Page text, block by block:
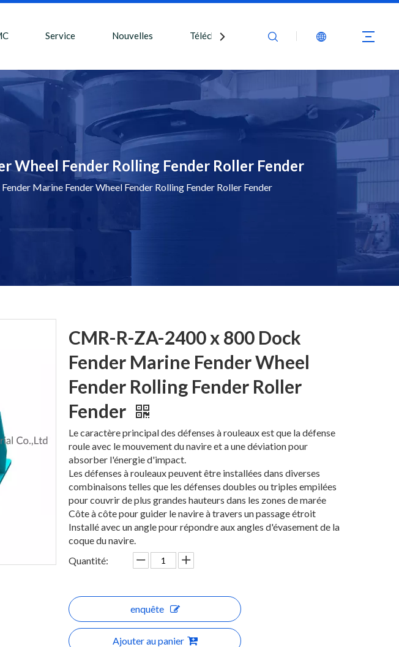
Service Nouvelles Télécharger Nous contacter
Wheel Fender Rolling Fender Roller Fender
Marine Fender Wheel Fender Rolling Fender Roller Fender
CMR-R-ZA-2400 x 800 Dock
Fender Marine Fender Wheel
Fender Rolling Fender Roller
Fender
Le caractère principal des défenses à rouleaux est que la défense
roule avec le mouvement du navire et a une déviation pour
absorber l'énergie d'impact.
Les défenses à rouleaux peuvent être installées dans diverses
combinaisons telles que les défenses doubles ou triples empilées
pour couvrir de plus grandes hauteurs dans les zones de marée
Côte à côte pour guider le navire à travers un passage étroit
Installé avec un angle pour répondre aux angles d'évasement de la
coque du navire.
Quantité:
enquête
Ajouter au panier